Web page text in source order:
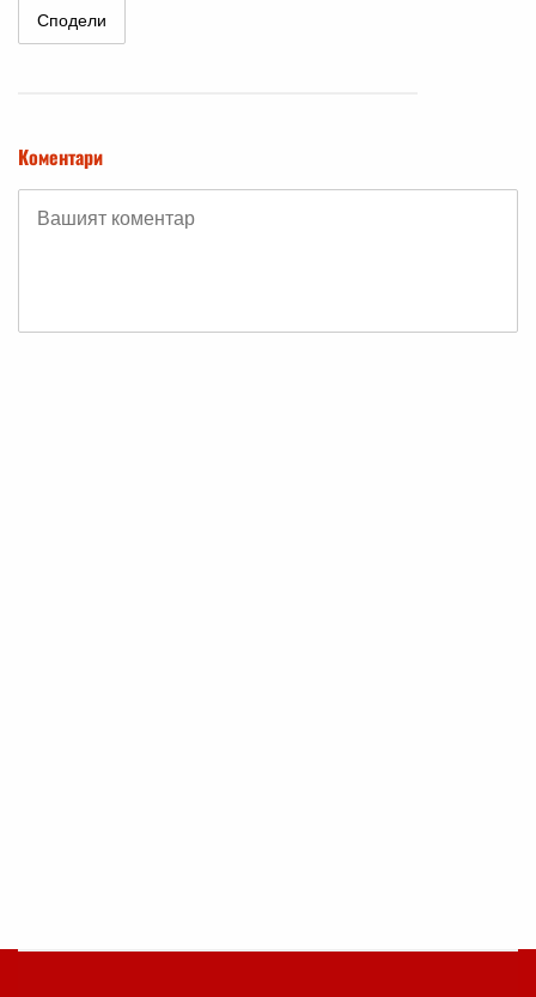
Сподели
Коментари